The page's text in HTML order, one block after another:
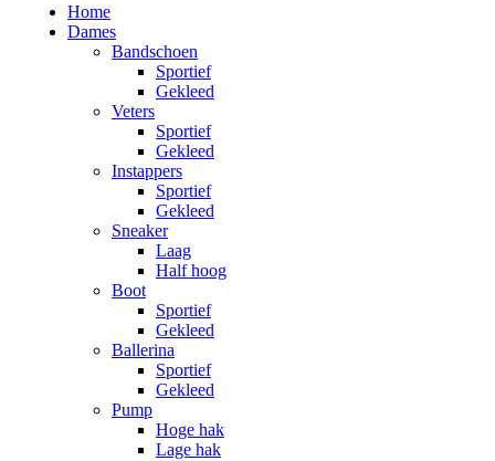
Home
Dames
Bandschoen
Sportief
Gekleed
Veters
Sportief
Gekleed
Instappers
Sportief
Gekleed
Sneaker
Laag
Half hoog
Boot
Sportief
Gekleed
Ballerina
Sportief
Gekleed
Pump
Hoge hak
Lage hak